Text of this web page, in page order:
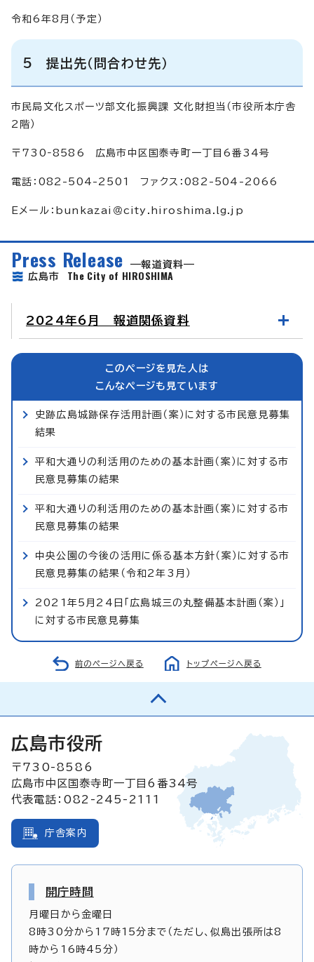
令和6年8月（予定）
5 提出先（問合わせ先）
市民局文化スポーツ部文化振興課 文化財担当（市役所本庁舎
2階）
〒730‐8586 広島市中区国泰寺町一丁目6番34号
電話：082-504-2501 ファクス：082-504-2066
Eメール：bunkazai＠city.hiroshima.lg.jp
Press Release
報道資料
広島市 The City of HIROSHIMA
2024年6月 報道関係資料
このページを見た人は
こんなページも見ています
史跡広島城跡保存活用計画（案）に対する市民意見募集
結果
平和大通りの利活用のための基本計画（案）に対する市
民意見募集の結果
平和大通りの利活用のための基本計画（案）に対する市
民意見募集の結果
中央公園の今後の活用に係る基本方針（案）に対する市
民意見募集の結果（令和2年3月）
2021年5月24日「広島城三の丸整備基本計画（案）」
に対する市民意見募集
前のページへ戻る トップページへ戻る
広島市役所
〒730-8586
広島市中区国泰寺町一丁目6番34号
代表電話：082-245-2111
庁舎案内
開庁時間
月曜日から金曜日
8時30分から17時15分まで（ただし、似島出張所は8
時から16時45分）